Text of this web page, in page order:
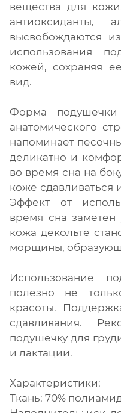
вещества для
антиоксиданты,
высвобождаются
использования
кожей, сохраняя
вид.
Форма подушечки
анатомического
напоминает
деликатно и
во время сна на
коже сдавливаться
Эффект от
время сна
кожа декольте
морщины,
Использование
полезно не
красоты.
сдавливания.
подушечку для
и лактации.
Характеристики:
Ткань: 70%